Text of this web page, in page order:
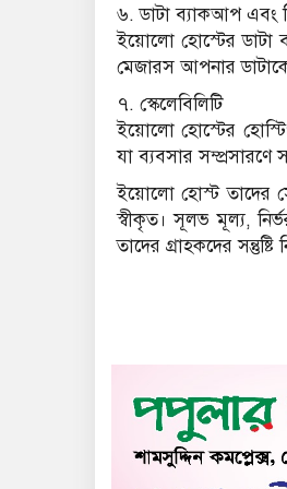
৬. ডাটা ব্যাকআপ এবং
ইয়োলো হোস্টের ডাটা
মেজারস আপনার
৭. স্কেলেবিলিটি
ইয়োলো হোস্টের
যা ব্যবসার সম্প্রসারণে
ইয়োলো হোস্ট তাদের
স্বীকৃত। সূলভ মূল্য,
তাদের গ্রাহকদের সন্তুষ্টি